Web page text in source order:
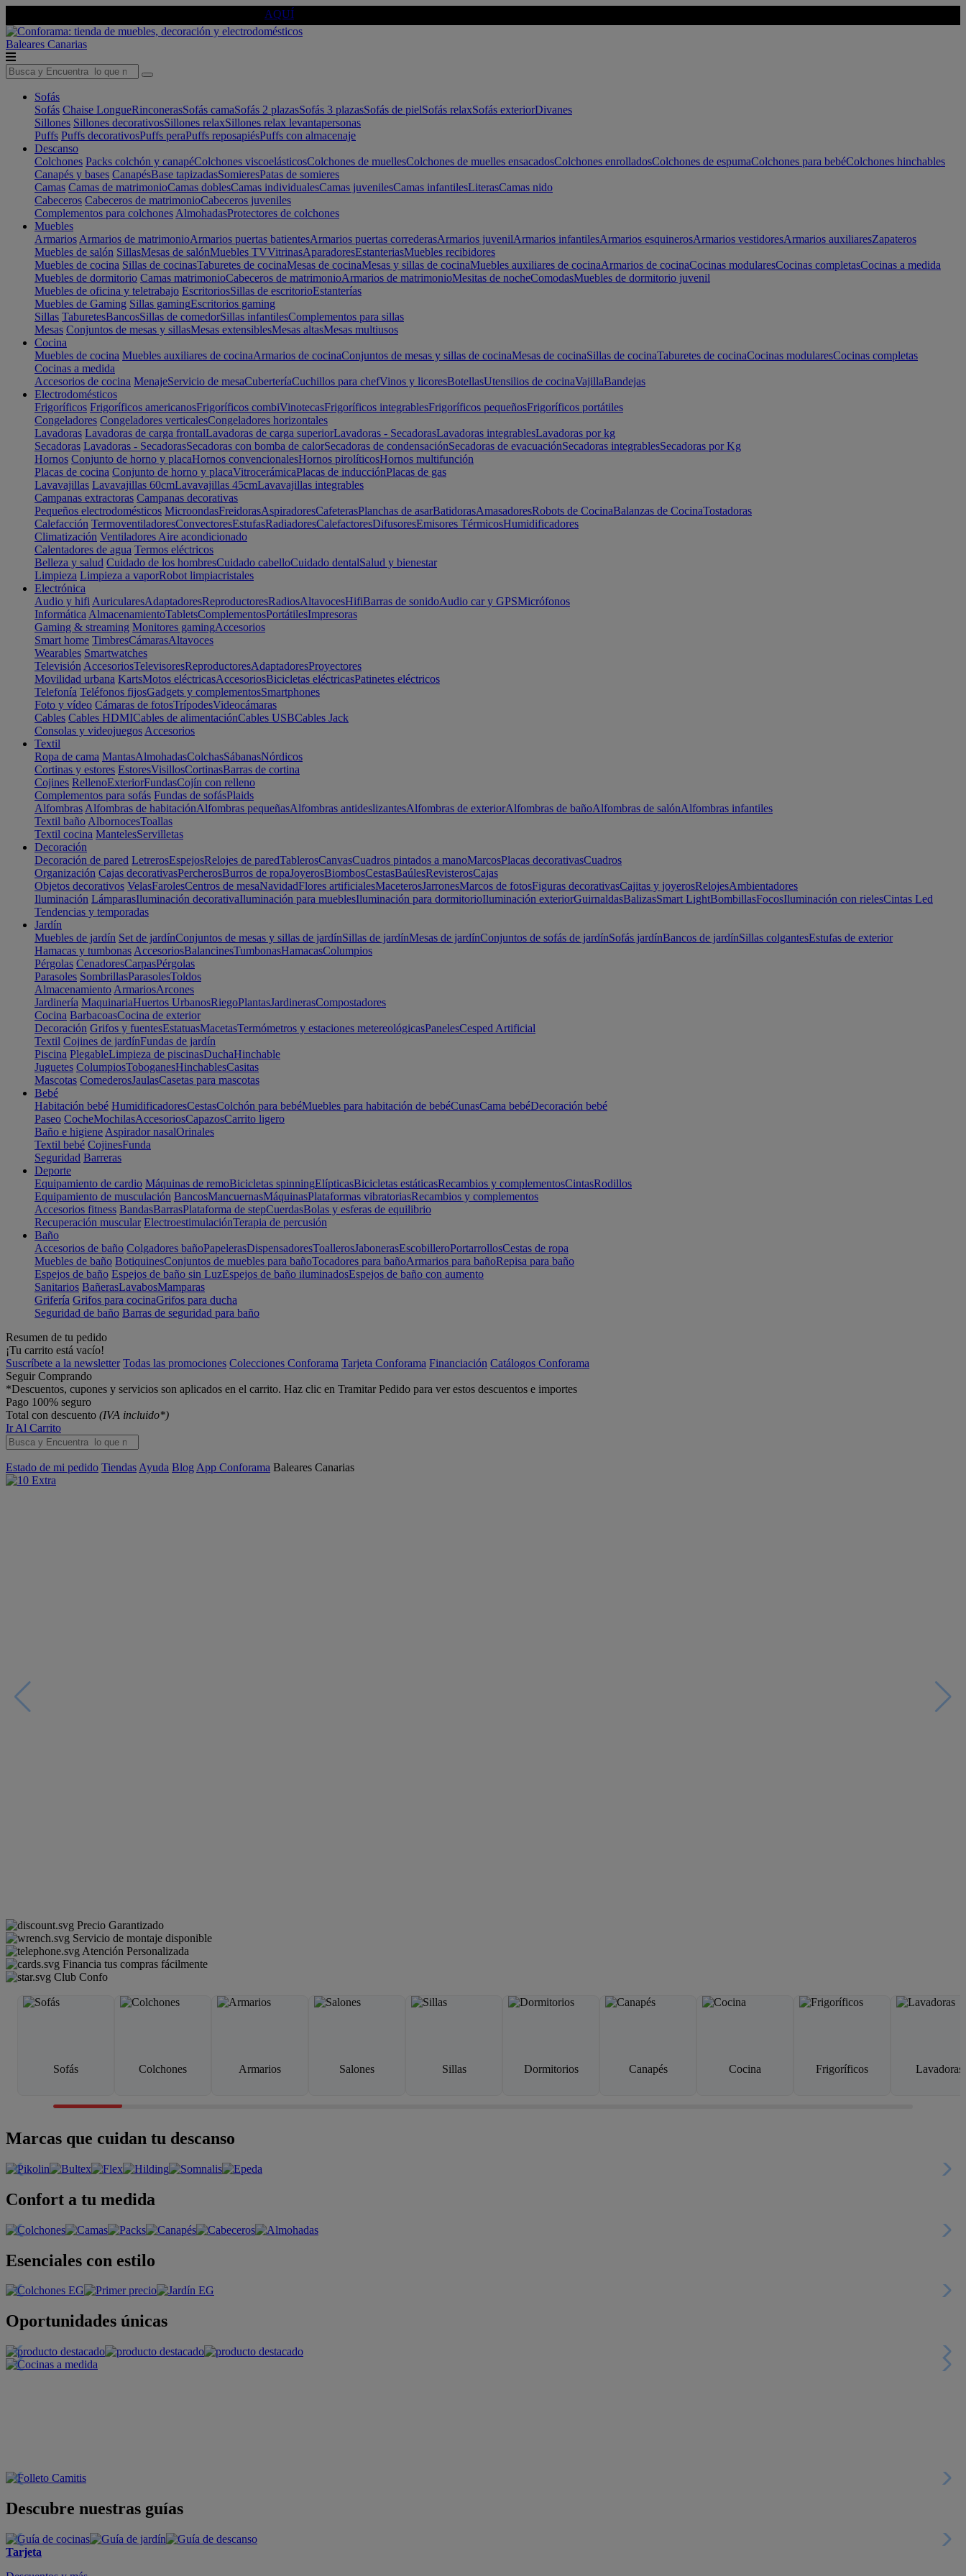
AQUÍ
Baleares Canarias
Sofás
Sofás Chaise LongueRinconerasSofás camaSofás 2 plazasSofás 3 plazasSofás de pielSofás relaxSofás exteriorDivanes
Sillones Sillones decorativosSillones relaxSillones relax levantapersonas
Puffs Puffs decorativosPuffs peraPuffs reposapiésPuffs con almacenaje
Descanso
Colchones Packs colchón y canapéColchones viscoelásticosColchones de muellesColchones de muelles ensacadosColchones enrolladosColchones de espumaColchones para bebéColchones hinchables
Canapés y bases CanapésBase tapizadasSomieresPatas de somieres
Camas Camas de matrimonioCamas doblesCamas individualesCamas juvenilesCamas infantilesLiterasCamas nido
Cabeceros Cabeceros de matrimonioCabeceros juveniles
Complementos para colchones AlmohadasProtectores de colchones
Muebles
Armarios Armarios de matrimonioArmarios puertas batientesArmarios puertas correderasArmarios juvenilArmarios infantilesArmarios esquinerosArmarios vestidoresArmarios auxiliaresZapateros
Muebles de salón SillasMesas de salónMuebles TVVitrinasAparadoresEstanteriasMuebles recibidores
Muebles de cocina Sillas de cocinasTaburetes de cocinaMesas de cocinaMesas y sillas de cocinaMuebles auxiliares de cocinaArmarios de cocinaCocinas modularesCocinas completasCocinas a medida
Muebles de dormitorio Camas matrimonioCabeceros de matrimonioArmarios de matrimonioMesitas de nocheComodasMuebles de dormitorio juvenil
Muebles de oficina y teletrabajo EscritoriosSillas de escritorioEstanterías
Muebles de Gaming Sillas gamingEscritorios gaming
Sillas TaburetesBancosSillas de comedorSillas infantilesComplementos para sillas
Mesas Conjuntos de mesas y sillasMesas extensiblesMesas altasMesas multiusos
Cocina
Muebles de cocina Muebles auxiliares de cocinaArmarios de cocinaConjuntos de mesas y sillas de cocinaMesas de cocinaSillas de cocinaTaburetes de cocinaCocinas modularesCocinas completas
Cocinas a medida
Accesorios de cocina MenajeServicio de mesaCuberteríaCuchillos para chefVinos y licoresBotellasUtensilios de cocinaVajillaBandejas
Electrodomésticos
Frigoríficos Frigoríficos americanosFrigoríficos combiVinotecasFrigoríficos integrablesFrigoríficos pequeñosFrigoríficos portátiles
Congeladores Congeladores verticalesCongeladores horizontales
Lavadoras Lavadoras de carga frontalLavadoras de carga superiorLavadoras - SecadorasLavadoras integrablesLavadoras por kg
Secadoras Lavadoras - SecadorasSecadoras con bomba de calorSecadoras de condensaciónSecadoras de evacuaciónSecadoras integrablesSecadoras por Kg
Hornos Conjunto de horno y placaHornos convencionalesHornos pirolíticosHornos multifunción
Placas de cocina Conjunto de horno y placaVitrocerámicaPlacas de inducciónPlacas de gas
Lavavajillas Lavavajillas 60cmLavavajillas 45cmLavavajillas integrables
Campanas extractoras Campanas decorativas
Pequeños electrodomésticos MicroondasFreidorasAspiradoresCafeterasPlanchas de asarBatidorasAmasadoresRobots de CocinaBalanzas de CocinaTostadoras
Calefacción TermoventiladoresConvectoresEstufasRadiadoresCalefactoresDifusoresEmisores TérmicosHumidificadores
Climatización Ventiladores Aire acondicionado
Calentadores de agua Termos eléctricos
Belleza y salud Cuidado de los hombresCuidado cabelloCuidado dentalSalud y bienestar
Limpieza Limpieza a vaporRobot limpiacristales
Electrónica
Audio y hifi AuricularesAdaptadoresReproductoresRadiosAltavocesHifiBarras de sonidoAudio car y GPSMicrófonos
Informática AlmacenamientoTabletsComplementosPortátilesImpresoras
Gaming & streaming Monitores gamingAccesorios
Smart home TimbresCámarasAltavoces
Wearables Smartwatches
Televisión AccesoriosTelevisoresReproductoresAdaptadoresProyectores
Movilidad urbana KartsMotos eléctricasAccesoriosBicicletas eléctricasPatinetes eléctricos
Telefonía Teléfonos fijosGadgets y complementosSmartphones
Foto y vídeo Cámaras de fotosTrípodesVideocámaras
Cables Cables HDMICables de alimentaciónCables USBCables Jack
Consolas y videojuegos Accesorios
Textil
Ropa de cama MantasAlmohadasColchasSábanasNórdicos
Cortinas y estores EstoresVisillosCortinasBarras de cortina
Cojines RellenoExteriorFundasCojín con relleno
Complementos para sofás Fundas de sofásPlaids
Alfombras Alfombras de habitaciónAlfombras pequeñasAlfombras antideslizantesAlfombras de exteriorAlfombras de bañoAlfombras de salónAlfombras infantiles
Textil baño AlbornocesToallas
Textil cocina MantelesServilletas
Decoración
Decoración de pared LetrerosEspejosRelojes de paredTablerosCanvasCuadros pintados a manoMarcosPlacas decorativasCuadros
Organización Cajas decorativasPercherosBurros de ropaJoyerosBiombosCestasBaúlesRevisterosCajas
Objetos decorativos VelasFarolesCentros de mesaNavidadFlores artificialesMaceterosJarronesMarcos de fotosFiguras decorativasCajitas y joyerosRelojesAmbientadores
Iluminación LámparasIluminación decorativaIluminación para mueblesIluminación para dormitorioIluminación exteriorGuirnaldasBalizasSmart LightBombillasFocosIluminación con rielesCintas Led
Tendencias y temporadas
Jardín
Muebles de jardín Set de jardínConjuntos de mesas y sillas de jardínSillas de jardínMesas de jardínConjuntos de sofás de jardínSofás jardínBancos de jardínSillas colgantesEstufas de exterior
Hamacas y tumbonas AccesoriosBalancinesTumbonasHamacasColumpios
Pérgolas CenadoresCarpasPérgolas
Parasoles SombrillasParasolesToldos
Almacenamiento ArmariosArcones
Jardinería MaquinariaHuertos UrbanosRiegoPlantasJardinerasCompostadores
Cocina BarbacoasCocina de exterior
Decoración Grifos y fuentesEstatuasMacetasTermómetros y estaciones metereológicasPanelesCesped Artificial
Textil Cojines de jardínFundas de jardín
Piscina PlegableLimpieza de piscinasDuchaHinchable
Juguetes ColumpiosToboganesHinchablesCasitas
Mascotas ComederosJaulasCasetas para mascotas
Bebé
Habitación bebé HumidificadoresCestasColchón para bebéMuebles para habitación de bebéCunasCama bebéDecoración bebé
Paseo CocheMochilasAccesoriosCapazosCarrito ligero
Baño e higiene Aspirador nasalOrinales
Textil bebé CojinesFunda
Seguridad Barreras
Deporte
Equipamiento de cardio Máquinas de remoBicicletas spinningElípticasBicicletas estáticasRecambios y complementosCintasRodillos
Equipamiento de musculación BancosMancuernasMáquinasPlataformas vibratoriasRecambios y complementos
Accesorios fitness BandasBarrasPlataforma de stepCuerdasBolas y esferas de equilibrio
Recuperación muscular ElectroestimulaciónTerapia de percusión
Baño
Accesorios de baño Colgadores bañoPapelerasDispensadoresToallerosJabonerasEscobilleroPortarrollosCestas de ropa
Muebles de baño BotiquinesConjuntos de muebles para bañoTocadores para bañoArmarios para bañoRepisa para baño
Espejos de baño Espejos de baño sin LuzEspejos de baño iluminadosEspejos de baño con aumento
Sanitarios BañerasLavabosMamparas
Grifería Grifos para cocinaGrifos para ducha
Seguridad de baño Barras de seguridad para baño
Resumen de tu pedido
¡Tu carrito está vacío!
Suscríbete a la newsletter Todas las promociones Colecciones Conforama Tarjeta Conforama Financiación Catálogos Conforama
Seguir Comprando
*Descuentos, cupones y servicios son aplicados en el carrito. Haz clic en Tramitar Pedido para ver estos descuentos e importes
Pago 100% seguro
Total con descuento (IVA incluido*)
Ir Al Carrito
Estado de mi pedido Tiendas Ayuda Blog App Conforama Baleares Canarias
Precio Garantizado
Servicio de montaje disponible
Atención Personalizada
Financia tus compras fácilmente
Club Confo
Sofás Colchones Armarios Salones Sillas Dormitorios Canapés Cocina Frigoríficos Lavadoras
Marcas que cuidan tu descanso
Confort a tu medida
Esenciales con estilo
Oportunidades únicas
Descubre nuestras guías
Tarjeta